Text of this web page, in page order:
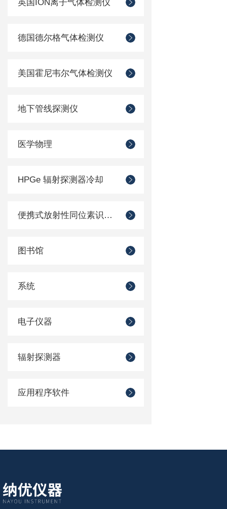
英国ION离子气体检测仪
德国德尔格气体检测仪
美国霍尼韦尔气体检测仪
地下管线探测仪
医学物理
HPGe 辐射探测器冷却
便携式放射性同位素识别装置 （RIID）
图书馆
系统
电子仪器
辐射探测器
应用程序软件